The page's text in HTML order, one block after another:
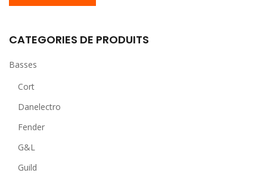
CATEGORIES DE PRODUITS
Basses
Cort
Danelectro
Fender
G&L
Guild